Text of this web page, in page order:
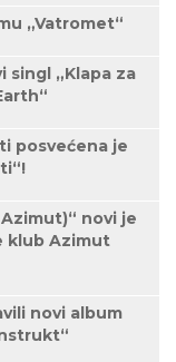
„Vatromet“
singl „Klapa za
posvećena je
novi je
klub Azimut
novi album